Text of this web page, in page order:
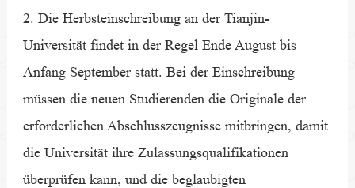
2. Die Herbsteinschreibung an der Tianjin-
Universität findet in der Regel Ende August bis
Anfang September statt. Bei der Einschreibung
müssen die neuen Studierenden die Originale der
erforderlichen Abschlusszeugnisse mitbringen, damit
die Universität ihre Zulassungsqualifikationen
überprüfen kann, und die beglaubigten